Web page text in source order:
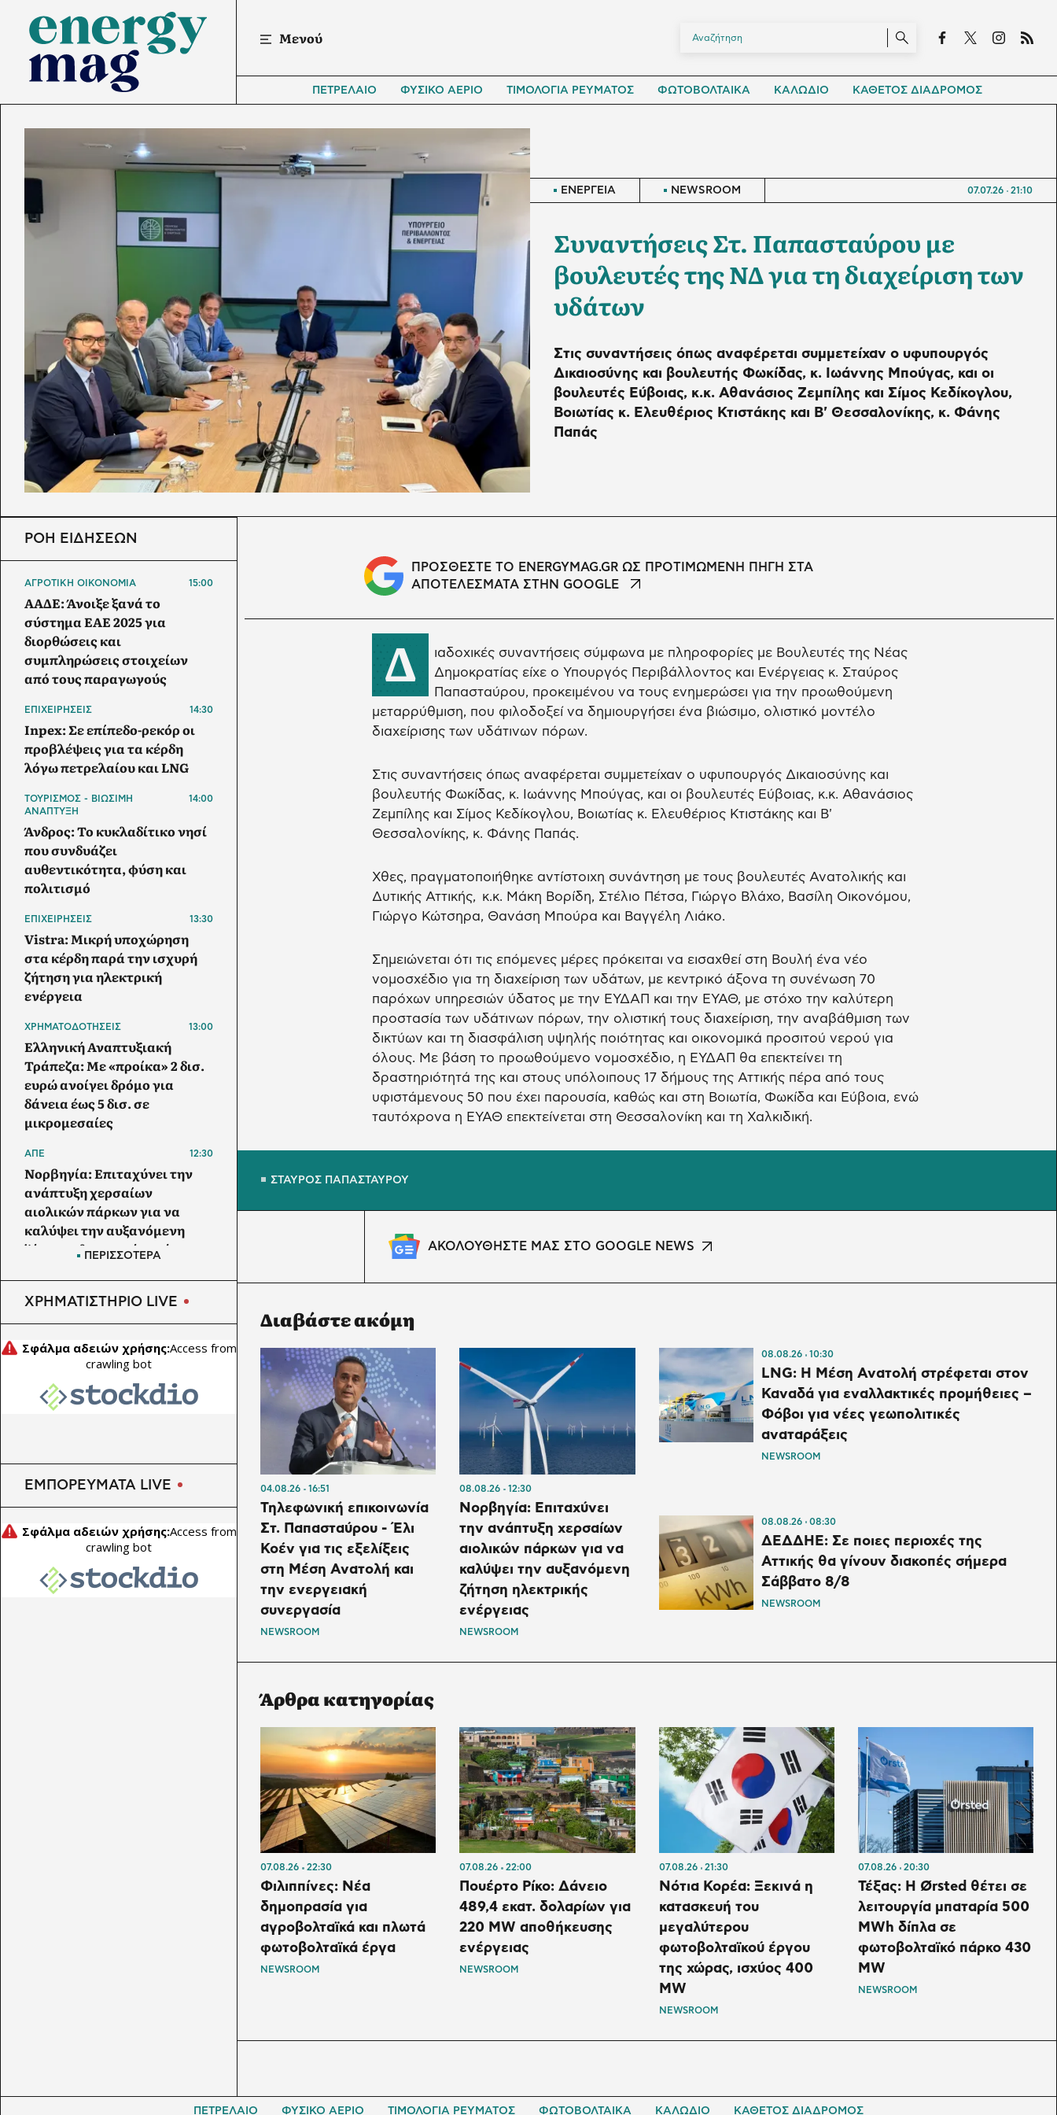
Μενού
ΠΕΤΡΕΛΑΙΟ ΦΥΣΙΚΟ ΑΕΡΙΟ ΤΙΜΟΛΟΓΙΑ ΡΕΥΜΑΤΟΣ ΦΩΤΟΒΟΛΤΑΙΚΑ ΚΑΛΩΔΙΟ ΚΑΘΕΤΟΣ ΔΙΑΔΡΟΜΟΣ
ΕΝΕΡΓΕΙΑ NEWSROOM 07.07.26 21:10
Συναντήσεις Στ. Παπασταύρου με
βουλευτές της ΝΔ για τη διαχείριση των
υδάτων
Στις συναντήσεις όπως αναφέρεται συμμετείχαν ο υφυπουργός
Δικαιοσύνης και βουλευτής Φωκίδας, κ. Ιωάννης Μπούγας, και οι
βουλευτές Εύβοιας, κ.κ. Αθανάσιος Ζεμπίλης και Σίμος Κεδίκογλου,
Βοιωτίας κ. Ελευθέριος Κτιστάκης και Β' Θεσσαλονίκης, κ. Φάνης
Παπάς
ΠΡΟΣΘΕΣΤΕ ΤΟ ENERGYMAG.GR ΩΣ ΠΡΟΤΙΜΩΜΕΝΗ ΠΗΓΗ ΣΤΑ
ΑΠΟΤΕΛΕΣΜΑΤΑ ΣΤΗΝ GOOGLE
Δ
ιαδοχικές συναντήσεις σύμφωνα με πληροφορίες με Βουλευτές της Νέας
Δημοκρατίας είχε ο Υπουργός Περιβάλλοντος και Ενέργειας κ. Σταύρος
Παπασταύρου, προκειμένου να τους ενημερώσει για την προωθούμενη
μεταρρύθμιση, που φιλοδοξεί να δημιουργήσει ένα βιώσιμο, ολιστικό μοντέλο
διαχείρισης των υδάτινων πόρων.
Στις συναντήσεις όπως αναφέρεται συμμετείχαν ο υφυπουργός Δικαιοσύνης και
βουλευτής Φωκίδας, κ. Ιωάννης Μπούγας, και οι βουλευτές Εύβοιας, κ.κ. Αθανάσιος
Ζεμπίλης και Σίμος Κεδίκογλου, Βοιωτίας κ. Ελευθέριος Κτιστάκης και Β'
Θεσσαλονίκης, κ. Φάνης Παπάς.
Χθες, πραγματοποιήθηκε αντίστοιχη συνάντηση με τους βουλευτές Ανατολικής και
Δυτικής Αττικής, κ.κ. Μάκη Βορίδη, Στέλιο Πέτσα, Γιώργο Βλάχο, Βασίλη Οικονόμου,
Γιώργο Κώτσηρα, Θανάση Μπούρα και Βαγγέλη Λιάκο.
Σημειώνεται ότι τις επόμενες μέρες πρόκειται να εισαχθεί στη Βουλή ένα νέο
νομοσχέδιο για τη διαχείριση των υδάτων, με κεντρικό άξονα τη συνένωση 70
παρόχων υπηρεσιών ύδατος με την ΕΥΔΑΠ και την ΕΥΑΘ, με στόχο την καλύτερη
προστασία των υδάτινων πόρων, την ολιστική τους διαχείριση, την αναβάθμιση των
δικτύων και τη διασφάλιση υψηλής ποιότητας και οικονομικά προσιτού νερού για
όλους. Με βάση το προωθούμενο νομοσχέδιο, η ΕΥΔΑΠ θα επεκτείνει τη
δραστηριότητά της και στους υπόλοιπους 17 δήμους της Αττικής πέρα από τους
υφιστάμενους 50 που έχει παρουσία, καθώς και στη Βοιωτία, Φωκίδα και Εύβοια, ενώ
ταυτόχρονα η ΕΥΑΘ επεκτείνεται στη Θεσσαλονίκη και τη Χαλκιδική.
ΣΤΑΥΡΟΣ ΠΑΠΑΣΤΑΥΡΟΥ
ΑΚΟΛΟΥΘΗΣΤΕ ΜΑΣ ΣΤΟ GOOGLE NEWS
Διαβάστε ακόμη
04.08.26 16:51
Τηλεφωνική επικοινωνία
Στ. Παπασταύρου - Έλι
Κοέν για τις εξελίξεις
στη Μέση Ανατολή και
την ενεργειακή
συνεργασία
NEWSROOM
08.08.26 12:30
Νορβηγία: Επιταχύνει
την ανάπτυξη χερσαίων
αιολικών πάρκων για να
καλύψει την αυξανόμενη
ζήτηση ηλεκτρικής
ενέργειας
NEWSROOM
08.08.26 10:30
LNG: Η Μέση Ανατολή στρέφεται στον
Καναδά για εναλλακτικές προμήθειες –
Φόβοι για νέες γεωπολιτικές
αναταράξεις
NEWSROOM
08.08.26 08:30
ΔΕΔΔΗΕ: Σε ποιες περιοχές της
Αττικής θα γίνουν διακοπές σήμερα
Σάββατο 8/8
NEWSROOM
Άρθρα κατηγορίας
07.08.26 22:30
Φιλιππίνες: Νέα
δημοπρασία για
αγροβολταϊκά και πλωτά
φωτοβολταϊκά έργα
NEWSROOM
07.08.26 22:00
Πουέρτο Ρίκο: Δάνειο
489,4 εκατ. δολαρίων για
220 MW αποθήκευσης
ενέργειας
NEWSROOM
07.08.26 21:30
Νότια Κορέα: Ξεκινά η
κατασκευή του
μεγαλύτερου
φωτοβολταϊκού έργου
της χώρας, ισχύος 400
MW
NEWSROOM
07.08.26 20:30
Τέξας: Η Ørsted θέτει σε
λειτουργία μπαταρία 500
MWh δίπλα σε
φωτοβολταϊκό πάρκο 430
MW
NEWSROOM
ΡΟΗ ΕΙΔΗΣΕΩΝ
ΑΓΡΟΤΙΚΗ ΟΙΚΟΝΟΜΙΑ 15:00
ΑΑΔΕ: Άνοιξε ξανά το
σύστημα ΕΑΕ 2025 για
διορθώσεις και
συμπληρώσεις στοιχείων
από τους παραγωγούς
ΕΠΙΧΕΙΡΗΣΕΙΣ 14:30
Inpex: Σε επίπεδο-ρεκόρ οι
προβλέψεις για τα κέρδη
λόγω πετρελαίου και LNG
ΤΟΥΡΙΣΜΟΣ - ΒΙΩΣΙΜΗ
ΑΝΑΠΤΥΞΗ
14:00
Άνδρος: Το κυκλαδίτικο νησί
που συνδυάζει
αυθεντικότητα, φύση και
πολιτισμό
ΕΠΙΧΕΙΡΗΣΕΙΣ 13:30
Vistra: Μικρή υποχώρηση
στα κέρδη παρά την ισχυρή
ζήτηση για ηλεκτρική
ενέργεια
ΧΡΗΜΑΤΟΔΟΤΗΣΕΙΣ 13:00
Ελληνική Αναπτυξιακή
Τράπεζα: Με «προίκα» 2 δισ.
ευρώ ανοίγει δρόμο για
δάνεια έως 5 δισ. σε
μικρομεσαίες
ΑΠΕ 12:30
Νορβηγία: Επιταχύνει την
ανάπτυξη χερσαίων
αιολικών πάρκων για να
καλύψει την αυξανόμενη
ζήτηση ηλεκτρικής ενέργειας
ΕΜΠΟΡΕΥΜΑΤΑ 12:00
Μαύρη Θάλασσα: Η εμπορική
ΕΠΙΧΕΙΡΗΣΕΙΣ
Oil India:
Υπερτριπλασιάστηκαν τα
ΠΕΡΙΣΣΟΤΕΡΑ
ΧΡΗΜΑΤΙΣΤΗΡΙΟ LIVE
ΕΜΠΟΡΕΥΜΑΤΑ LIVE
ΠΕΤΡΕΛΑΙΟ ΦΥΣΙΚΟ ΑΕΡΙΟ ΤΙΜΟΛΟΓΙΑ ΡΕΥΜΑΤΟΣ ΦΩΤΟΒΟΛΤΑΙΚΑ ΚΑΛΩΔΙΟ ΚΑΘΕΤΟΣ ΔΙΑΔΡΟΜΟΣ